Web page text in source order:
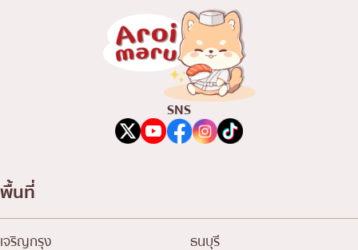
SNS
พื้นที่
เจริญกรุง
ธนบุรี